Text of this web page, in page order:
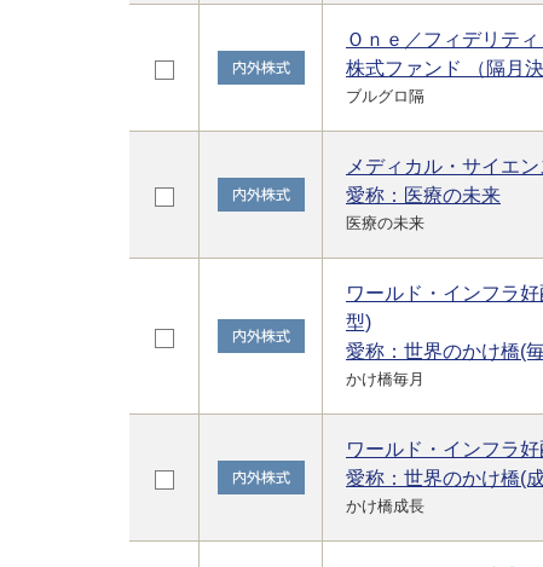
Ｏｎｅ／フィデリテ
株式ファンド （隔月
ブルグロ隔
メディカル・サイエ
愛称：医療の未来
医療の未来
ワールド・インフラ
型)
愛称：世界のかけ橋(
かけ橋毎月
ワールド・インフラ
愛称：世界のかけ橋(
かけ橋成長